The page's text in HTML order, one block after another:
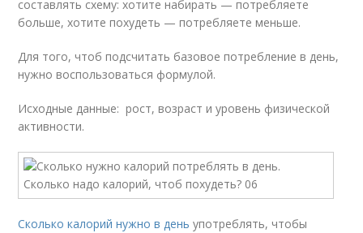
составлять схему: хотите набирать — потребляете
больше, хотите похудеть — потребляете меньше.
Для того, чтоб подсчитать базовое потребление в день,
нужно воспользоваться формулой.
Исходные данные: рост, возраст и уровень физической
активности.
Сколько калорий нужно в день употреблять, чтобы